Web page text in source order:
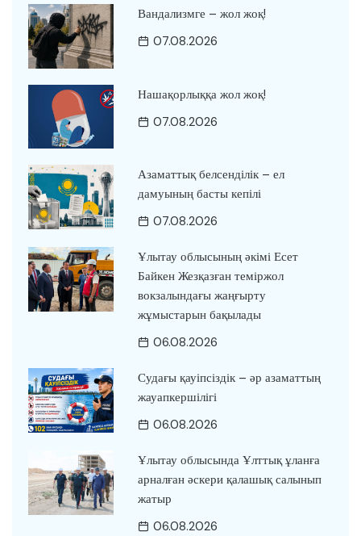
Вандализмге – жол жоқ!
07.08.2026
Нашақорлыққа жол жоқ!
07.08.2026
Азаматтық белсенділік – ел
дамуының басты кепілі
07.08.2026
Ұлытау облысының әкімі Есет
Байкен Жезқазған теміржол
вокзалындағы жаңғырту
жұмыстарын бақылады
06.08.2026
Судағы қауіпсіздік – әр азаматтың
жауапкершілігі
06.08.2026
Ұлытау облысында Ұлттық ұланға
арналған әскери қалашық салынып
жатыр
06.08.2026